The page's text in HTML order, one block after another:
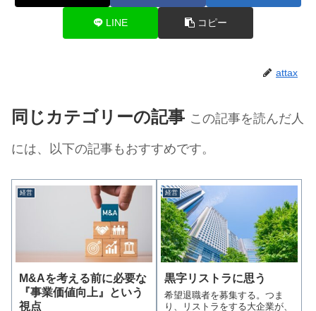
LINE コピー
attax
同じカテゴリーの記事 この記事を読んだ人
には、以下の記事もおすすめです。
経営
M&Aを考える前に必要な
『事業価値向上』という
視点
経営
黒字リストラに思う
希望退職者を募集する。つま
り、リストラをする大企業が、